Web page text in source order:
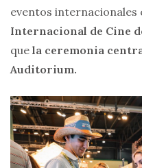
eventos internacionales
Internacional de Cine
que la ceremonia
Auditorium.